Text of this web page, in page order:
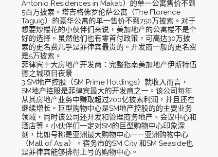
Antonio Residences in Makati）的单一公寓售价不到
5百万披索。塔吉格佛罗伦萨公寓（The Florence
Taguig）的豪华公寓的单一售价不到750万披索。对于
想要炒楼花的小伙伴们来说，美加地产的公寓楼不是个
好的选择。虽然他们也有零首付政策，可高达30万披
索的更名费几乎是菲律宾最贵的。开发商一般的更名费
是5万披索。
菲律宾十大房地产开发商：完整指南美加地产伊斯特伍
德之城项目夜景
3.SM地产控股（SM Prime Holdings）就收入而言，
SM地产控股是菲律宾最大的开发商之一。该公司每年
从其房地产业务中赚取超过200亿披索利润，并且还在
继续增长。巨型购物中心是SM地产控股的的主要业务
领域，同时该公司还开发和管理商务地产、会议中心和
酒店等。小伙伴们一定对SM的巨型购物中心印象深
刻，比如号称是亚洲最大购物中心——亚洲购物中心
（Mall of Asia）。宿务市的SM City 和SM Seaside也
是菲律宾能够排得上号的购物中心。